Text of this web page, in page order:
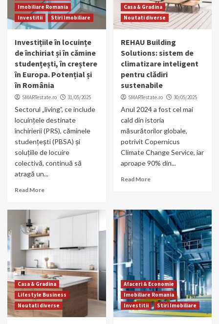
Imobiliare Romania
Investitii
Stiri Imobiliare
Investițiile în locuințe
de închiriat și în cămine
studențești, în creștere
în Europa. Potențial și
în România
SMARTestate.ro 31/05/2025
Sectorul „living”, ce include
locuințele destinate
închirierii (PRS), căminele
studențești (PBSA) și
soluțiile de locuire
colectivă, continuă să
atragă un...
Read More
Casa & Gradina
Noutati diverse
REHAU Building
Solutions: sistem de
climatizare inteligent
pentru clădiri
sustenabile
SMARTestate.ro 30/05/2025
Anul 2024 a fost cel mai
cald din istoria
măsurătorilor globale,
potrivit Copernicus
Climate Change Service, iar
aproape 90% din...
Read More
Casa & Gradina
Lifestyle Business
Noutati diverse
Afaceri & Economie
Imobiliare Romania
Investitii
Stiri Imobiliare